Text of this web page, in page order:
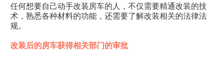
任何想要自己动手改装房车的人，不仅需要精通改装的技
术，熟悉各种材料的功能，还需要了解改装相关的法律法
规。
改装后的房车获得相关部门的审批